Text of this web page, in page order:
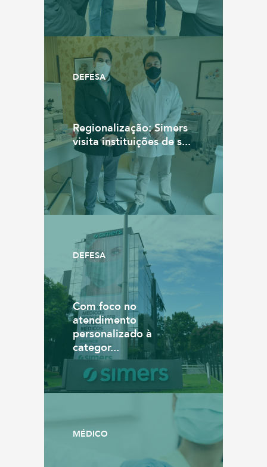
DEFESA
Regionalização: Simers
visita instituições de s...
DEFESA
Com foco no
atendimento
personalizado à
categor...
MÉDICO